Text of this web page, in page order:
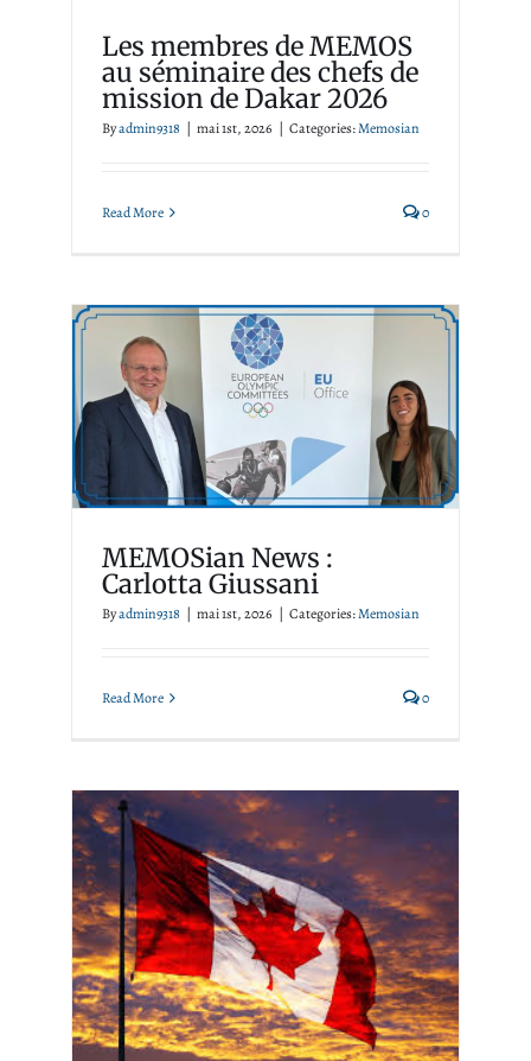
Les membres de MEMOS
au séminaire des chefs de
mission de Dakar 2026
Byadmin9318 | mai 1st, 2026 | Categories:Memosian
Read More 0
MEMOSian News : Carlotta
Giussani
Memosian
MEMOSian News :
Carlotta Giussani
Byadmin9318 | mai 1st, 2026 | Categories:Memosian
Read More 0
Une tribune libre de Milena
Parent et Mathieu Fleur,
directeurs de MEMOS : Si
le Canada veut monter sur
les podiums, Ottawa doit
réaménager les lieux où